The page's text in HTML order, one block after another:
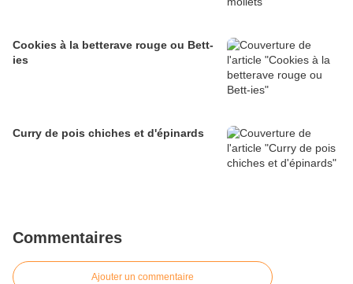
Cookies à la betterave rouge ou Bett-
ies
Curry de pois chiches et d'épinards
Commentaires
Ajouter un commentaire